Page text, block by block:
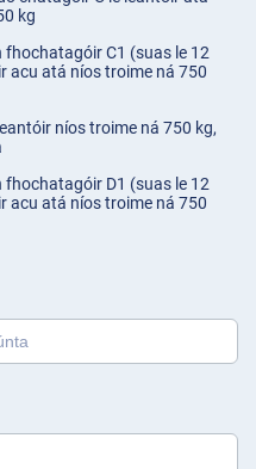
kg
fhochatagóir C1 (suas le 12
acu atá níos troime ná 750
níos troime ná 750 kg,
fhochatagóir D1 (suas le 12
acu atá níos troime ná 750